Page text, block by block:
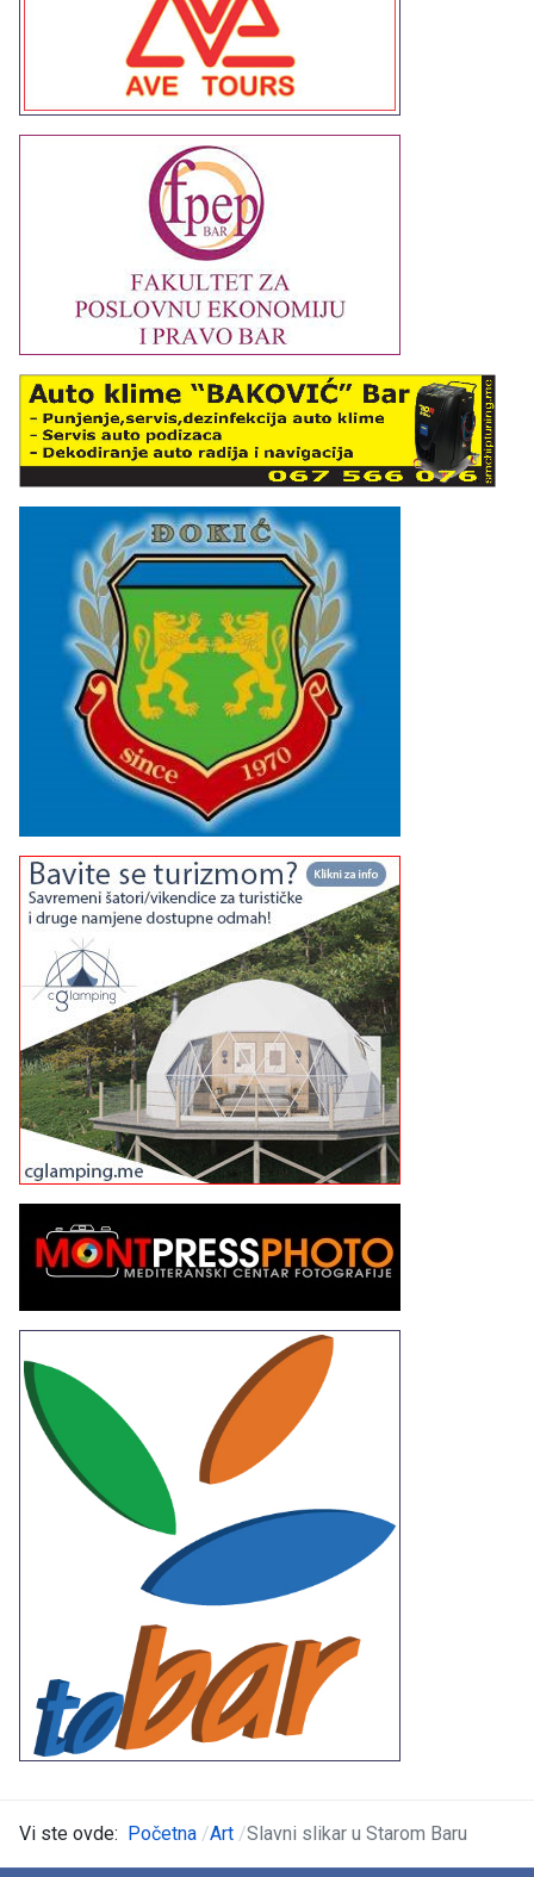
Vi ste ovde: Početna Art Slavni slikar u Starom Baru